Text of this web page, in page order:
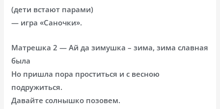
(дети встают парами)
— игра «Саночки».
Матрешка 2 — Ай да зимушка – зима, зима славная
была
Но пришла пора проститься и с весною
подружиться.
Давайте солнышко позовем.